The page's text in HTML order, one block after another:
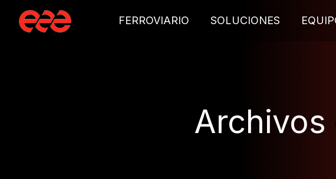
FERROVIARIO SOLUCIONES
Archivos